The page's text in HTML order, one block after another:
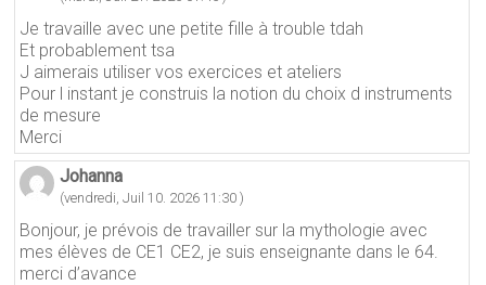
Je travaille avec une petite fille à trouble tdah
Et probablement tsa
J aimerais utiliser vos exercices et ateliers
Pour l instant je construis la notion du choix d instruments
de mesure
Merci
Johanna
(vendredi, Juil 10. 2026 11:30 )
Bonjour, je prévois de travailler sur la mythologie avec
mes élèves de CE1 CE2, je suis enseignante dans le 64.
merci d’avance